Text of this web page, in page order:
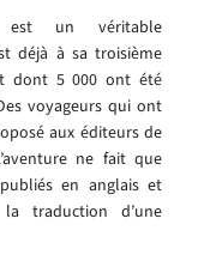
un véritable
déjà à sa troisième
dont 5 000 ont été
voyageurs qui ont
aux éditeurs de
ne fait que
en anglais et
traduction d’une